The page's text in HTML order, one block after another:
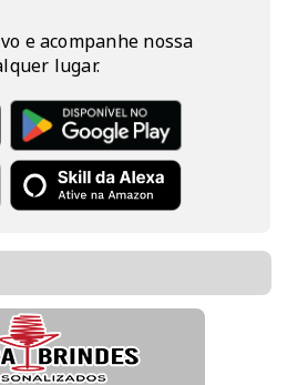
e acompanhe nossa
lugar.